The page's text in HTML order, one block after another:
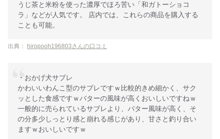
うじ茶と米粉を使った濃厚でほろ苦い「和ガトーショコ
ラ」などが人気です。 店内では、これらの商品を購入する
ことも可能。
出典： hiropooh196803さんの口コミ
・おかげ犬サブレ
かわいいわんこ型のサブレですｗ比較的きめ細かく、サク
ッとした食感ですｗバターの風味が高くおいしいですねｗ
一般的に売られているサブレより、バター風味が高く、そ
の分多少しっとり感と崩れる感じがあり、甘さと釣り合い
ますｗおいしいですｗ